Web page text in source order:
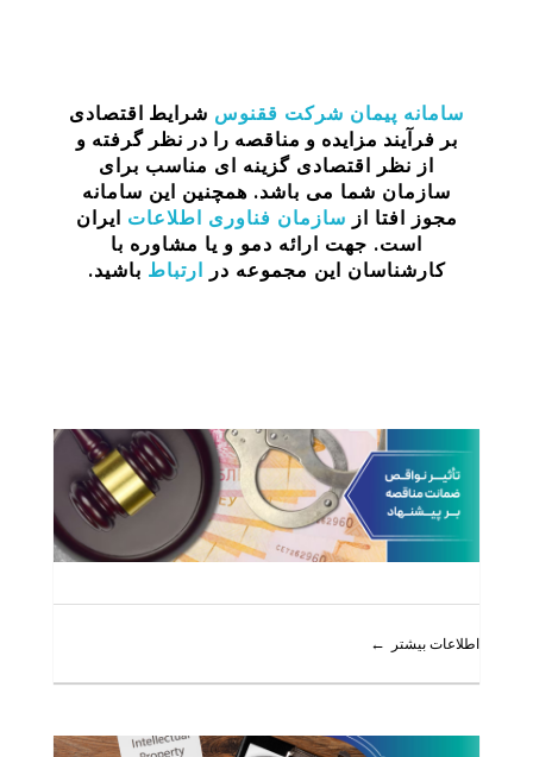
سامانه پیمان شرکت ققنوس شرایط اقتصادی
بر فرآیند مزایده و مناقصه را در نظر گرفته و
از نظر اقتصادی گزینه ای مناسب برای
سازمان شما می باشد. همچنین این سامانه
مجوز افتا از سازمان فناوری اطلاعات ایران
است. جهت ارائه دمو و یا مشاوره با
کارشناسان این مجموعه در ارتباط باشید.
اطلاعات بیشتر